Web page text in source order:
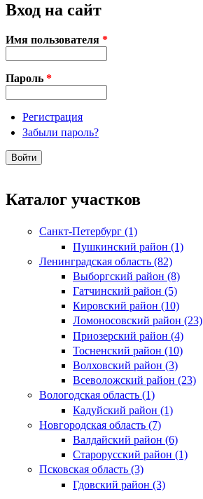
Вход на сайт
Имя пользователя *
Пароль *
Регистрация
Забыли пароль?
Каталог участков
Санкт-Петербург (1)
Пушкинский район (1)
Ленинградская область (82)
Выборгский район (8)
Гатчинский район (5)
Кировский район (10)
Ломоносовский район (23)
Приозерский район (4)
Тосненский район (10)
Волховский район (3)
Всеволожский район (23)
Вологодская область (1)
Кадуйский район (1)
Новгородская область (7)
Валдайский район (6)
Старорусский район (1)
Псковская область (3)
Гдовский район (3)